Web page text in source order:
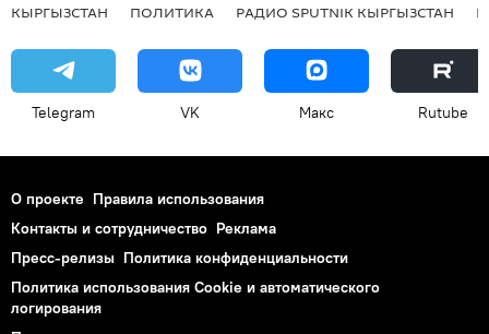
КЫРГЫЗСТАН ПОЛИТИКА РАДИО SPUTNIK КЫРГЫЗСТАН
Telegram VK Макс Rutube
О проекте Правила использования
Контакты и сотрудничество Реклама
Пресс-релизы Политика конфиденциальности
Политика использования Cookie и автоматического
логирования